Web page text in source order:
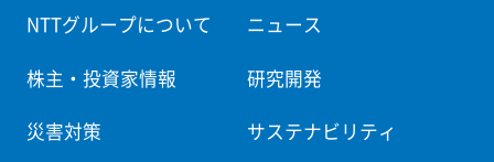
NTTグループについて ニュース
株主・投資家情報 研究開発
災害対策 サステナビリティ